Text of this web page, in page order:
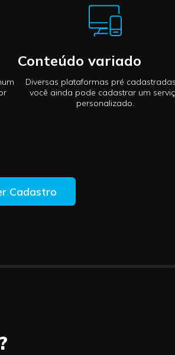
Conteúdo variado
Diversas plataformas pré
você ainda pode cadastrar um
personalizado.
Cadastro